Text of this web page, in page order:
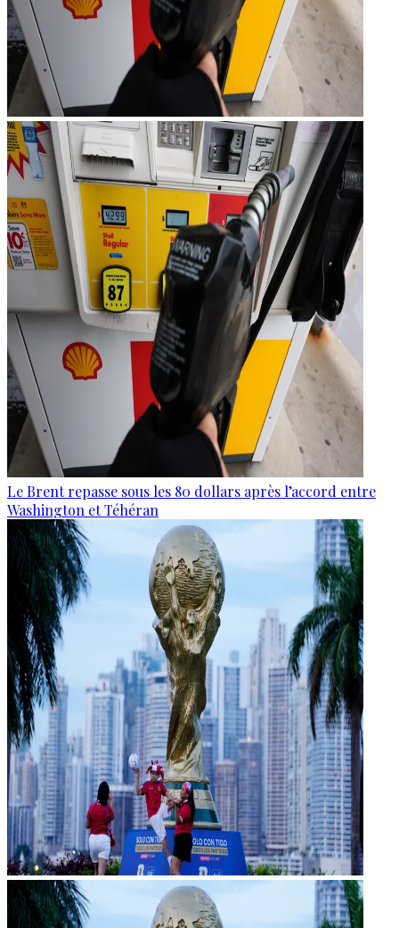
Le Brent repasse sous les 80 dollars après l’accord entre
Washington et Téhéran